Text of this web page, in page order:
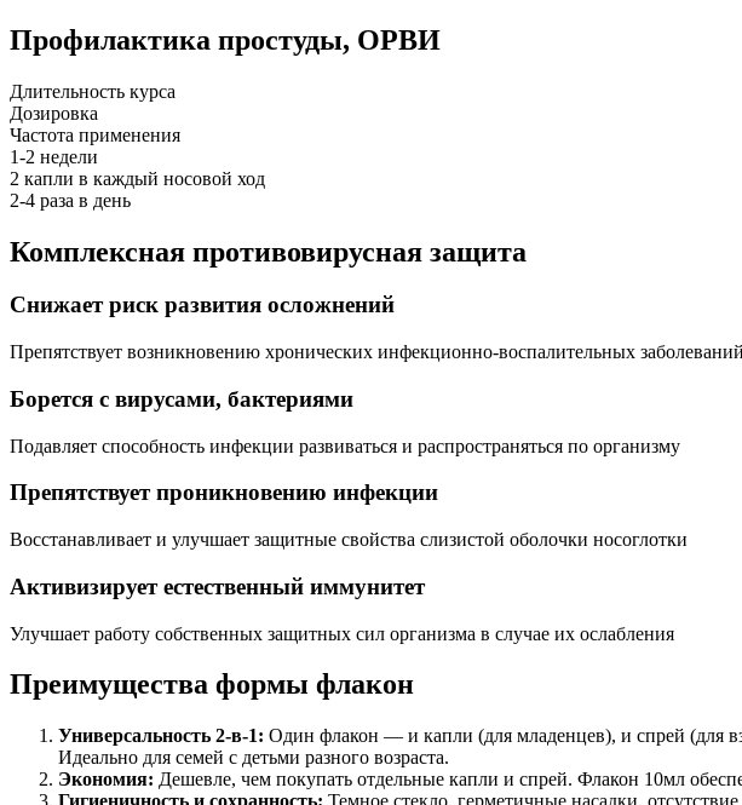
Профилактика простуды, ОРВИ
Длительность курса
Дозировка
Частота применения
1-2 недели
2 капли в каждый носовой ход
2-4 раза в день
Комплексная противовирусная защита
Снижает риск развития осложнений
Препятствует возникновению хронических инфекционно-воспалительных
Борется с вирусами, бактериями
Подавляет способность инфекции развиваться и распространяться по организму
Препятствует проникновению инфекции
Восстанавливает и улучшает защитные свойства слизистой оболочки носоглотки
Активизирует естественный иммунитет
Улучшает работу собственных защитных сил организма в случае их ослабления
Преимущества формы флакон
Универсальность 2-в-1: Один флакон — и капли (для младенцев), и спрей (для
Идеально для семей с детьми разного возраста.
Экономия: Дешевле, чем покупать отдельные капли и спрей. Флакон 10мл